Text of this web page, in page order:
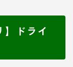
】ドライ